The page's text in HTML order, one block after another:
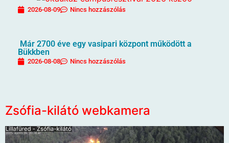
2026-08-09 Nincs hozzászólás
Már 2700 éve egy vasipari központ működött a
Bükkben
2026-08-08 Nincs hozzászólás
Zsófia-kilátó webkamera